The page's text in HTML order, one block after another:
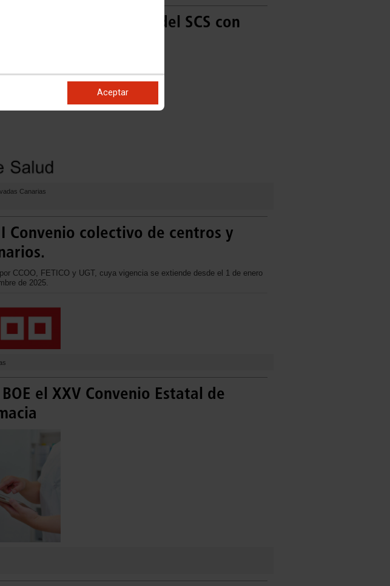
Aceptar
los nuevos conciertos del SCS con
Canarias
Convenio colectivo de centros y
CCOO, FETICO y UGT, cuya vigencia se extiende desde el 1 de enero
de 2025.
el XXV Convenio Estatal de